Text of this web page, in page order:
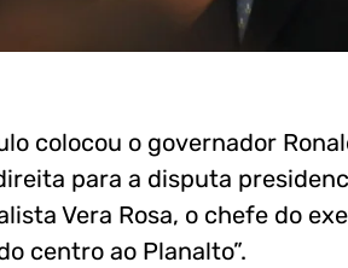
colocou o governador
para a disputa
Vera Rosa, o chefe do
centro ao Planalto”.